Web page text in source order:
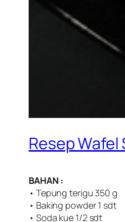
Resep
BAHAN :
• Tepung terigu 350 g
• Baking powder 1 sdt
• Soda kue 1/2 sdt